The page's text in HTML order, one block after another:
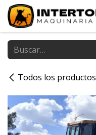
Ir al contenido
Todos los productos